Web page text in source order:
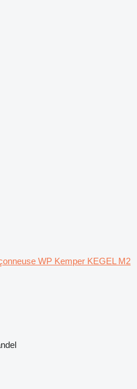
WP Kemper KEGEL M2